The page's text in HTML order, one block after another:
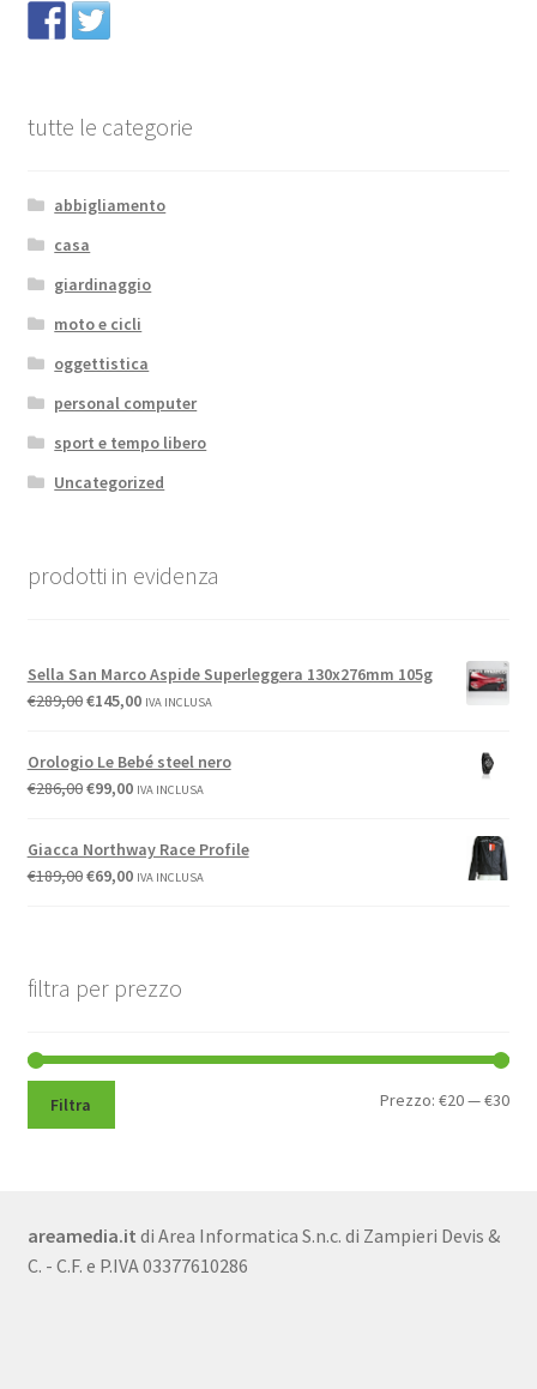
tutte le categorie
abbigliamento
casa
giardinaggio
moto e cicli
oggettistica
personal computer
sport e tempo libero
Uncategorized
prodotti in evidenza
Sella San Marco Aspide Superleggera 130x276mm 105g
€289,00€145,00 IVA INCLUSA
Orologio Le Bebé steel nero
€286,00€99,00 IVA INCLUSA
Giacca Northway Race Profile
€189,00€69,00 IVA INCLUSA
filtra per prezzo
Filtra Prezzo:€20—€30
areamedia.it di Area Informatica S.n.c. di Zampieri Devis &
C. - C.F. e P.IVA 03377610286